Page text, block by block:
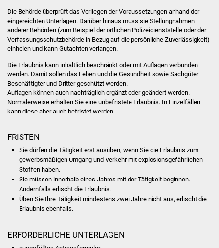
Beschränkte
Ausschreibung
Gewerbeverzeichnis
Gewerbe - Selbsteintrag
Die Behörde überprüft das Vorliegen der Voraussetzungen anhand der
eingereichten Unterlagen. Darüber hinaus muss sie Stellungnahmen
anderer Behörden (zum Beispiel der örtlichen Polizeidienststelle oder der
Verfassungsschutzbehörde in Bezug auf die persönliche Zuverlässigkeit)
einholen und kann Gutachten verlangen.
Die Erlaubnis kann inhaltlich beschränkt oder mit Auflagen verbunden
werden. Damit sollen das Leben und die Gesundheit sowie Sachgüter
Beschäftigter und Dritter geschützt werden.
Auflagen können auch nachträglich ergänzt oder geändert werden.
Normalerweise erhalten Sie eine unbefristete Erlaubnis. In Einzelfällen
kann diese aber auch befristet werden.
FRISTEN
Sie dürfen die Tätigkeit erst ausüben, wenn Sie die Erlaubnis zum
gewerbsmäßigen Umgang und Verkehr mit explosionsgefährlichen
Stoffen haben.
Sie müssen innerhalb eines Jahres mit der Tätigkeit beginnen.
Andernfalls erlischt die Erlaubnis.
Üben Sie Ihre Tätigkeit mindestens zwei Jahre nicht aus, erlischt die
Erlaubnis ebenfalls.
ERFORDERLICHE UNTERLAGEN